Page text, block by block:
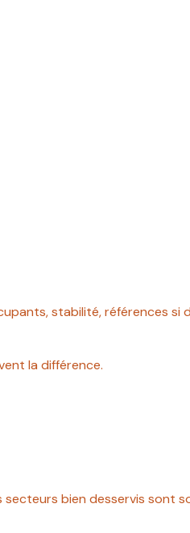
stabilité, références si
la différence.
bien desservis sont